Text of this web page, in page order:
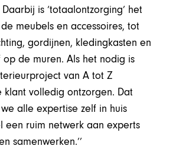
is ‘totaalontzorging’ het
meubels en accessoires, tot
gordijnen, kledingkasten en
de muren. Als het nodig is
van A tot Z
volledig ontzorgen. Dat
alle expertise zelf in huis
een ruim netwerk aan experts
samenwerken.’’